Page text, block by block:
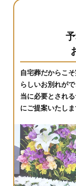
自宅葬だからこ
らしいお別れが
当に必要とされ
にご提案いたしま